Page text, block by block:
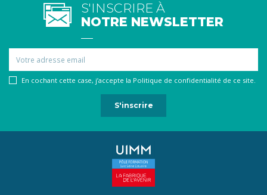
S'INSCRIRE À
NOTRE NEWSLETTER
En cochant cette case, j’accepte la Politique de confidentialité de ce site.